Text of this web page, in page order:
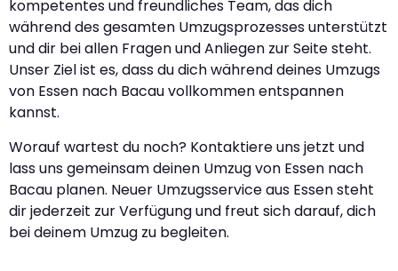
kompetentes und freundliches Team, das dich
während des gesamten Umzugsprozesses unterstützt
und dir bei allen Fragen und Anliegen zur Seite steht.
Unser Ziel ist es, dass du dich während deines Umzugs
von Essen nach Bacau vollkommen entspannen
kannst.
Worauf wartest du noch? Kontaktiere uns jetzt und
lass uns gemeinsam deinen Umzug von Essen nach
Bacau planen. Neuer Umzugsservice aus Essen steht
dir jederzeit zur Verfügung und freut sich darauf, dich
bei deinem Umzug zu begleiten.